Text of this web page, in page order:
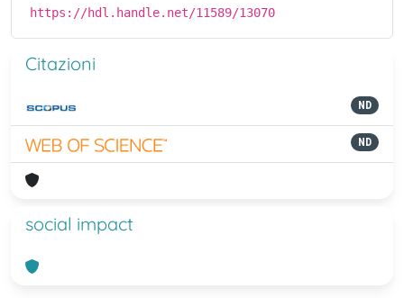
https://hdl.handle.net/11589/13070
Citazioni
ND
ND
social impact